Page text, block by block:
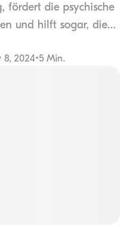
fördert die psychische
und hilft sogar, die...
8, 2024•5 Min.